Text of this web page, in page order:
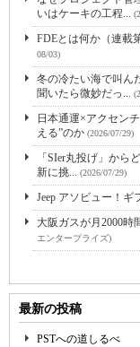
いはケーキの工程...
FDEとは何か（連載
08/03)
冬の冷たい海で叫ん
聞いたら微妙だっ...
日本通運×アクセン
える”のか (2026/07/29)
「SIer丸投げ」か
新に挑... (2026/07/29)
Jeep アソビュー！ギ
大阪ガスが月2000
エンタープライズ)
最新の投稿
PSTへの道しるべ